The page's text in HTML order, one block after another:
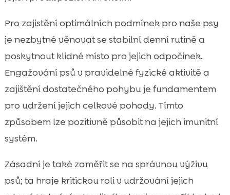
Pro zajistění optimálních podmínek pro naše psy
je nezbytné věnovat se stabilní denní rutině a
poskytnout klidné místo pro jejich odpočinek.
Engažování psů v pravidelné fyzické aktivitě a
zajištění dostatečného pohybu je fundamentem
pro udržení jejich celkové pohody. Tímto
způsobem lze pozitivně působit na jejich imunitní
systém.
Zásadní je také zaměřit se na správnou výživu
psů; ta hraje kritickou roli v udržování jejich